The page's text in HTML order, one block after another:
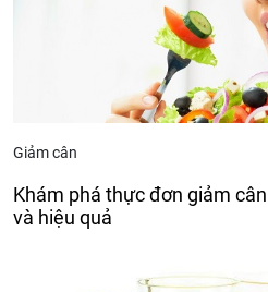
Giảm cân
Khám phá thực đơn giảm
và hiệu quả